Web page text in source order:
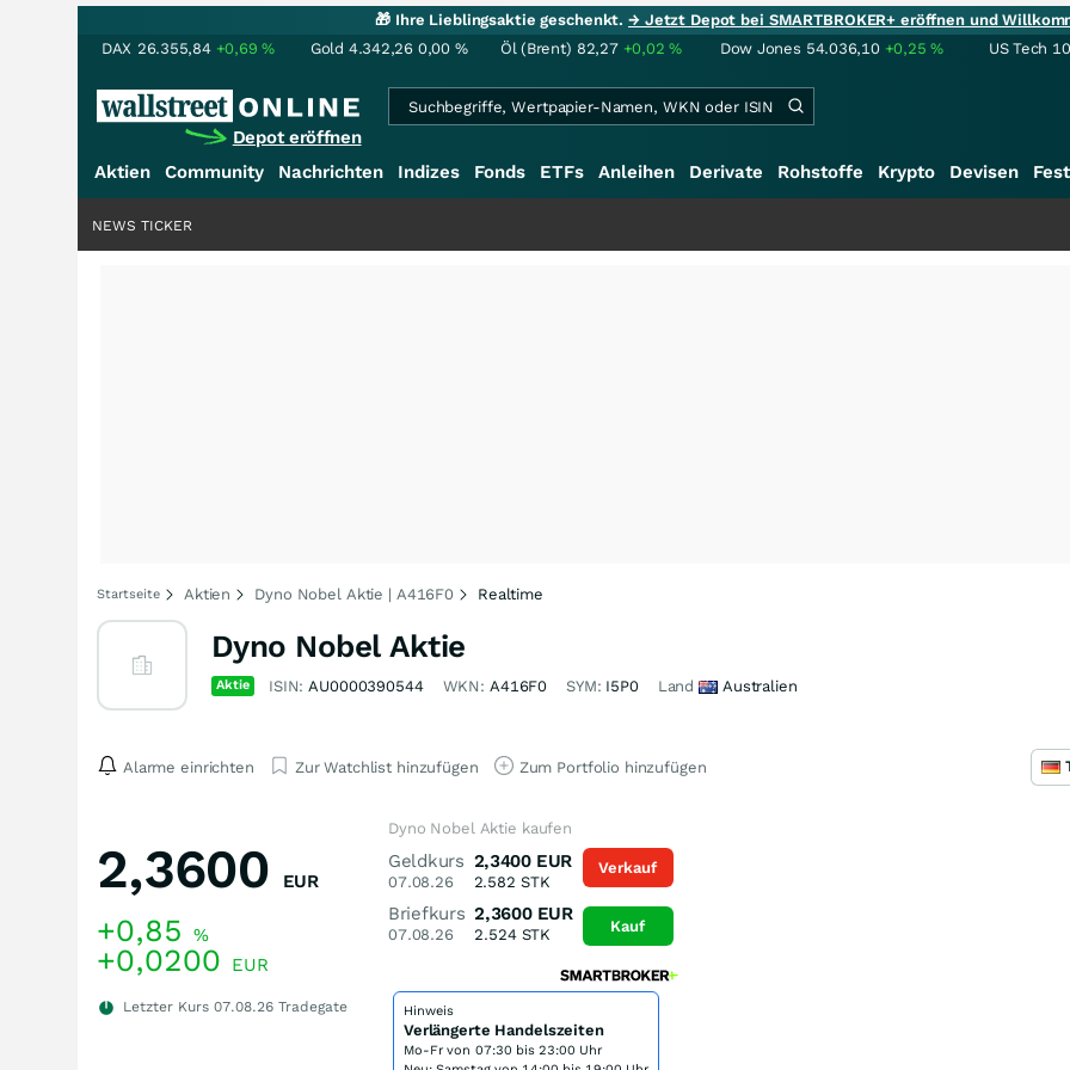
🎁 Ihre Lieblingsaktie geschenkt.→ Jetzt Depot bei SMARTBROKER+ eröffnen und
DAX 26.355,84 +0,69% Gold 4.342,26 0,00 % Öl (Brent) 82,27 +0,02% Dow Jones 54.036,10 +0,25% US Tech
Depot eröffnen
Aktien Community Nachrichten Indizes Fonds ETFs Anleihen Derivate Rohstoffe Krypto Devisen
NEWS TICKER
Startseite Aktien Dyno Nobel Aktie | A416F0 Realtime
Dyno Nobel Aktie
Aktie ISIN:AU0000390544 WKN: A416F0 SYM: I5P0 Land Australien
Alarme einrichten Zur Watchlist hinzufügen Zum Portfolio hinzufügen
2,3600 EUR
+0,85 %
+0,0200 EUR
Letzter Kurs 07.08.26 Tradegate
Dyno Nobel Aktie kaufen
Geldkurs
07.08.26
2,3400 EUR
2.582 STK
Briefkurs
07.08.26
2,3600 EUR
2.524STK
Verkauf
Kauf
Hinweis
Verlängerte Handelszeiten
Mo-Fr von 07:30 bis 23:00 Uhr